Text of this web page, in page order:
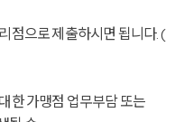
점으로 제출하시면 됩니다. (
한 가맹점 업무부담 또는